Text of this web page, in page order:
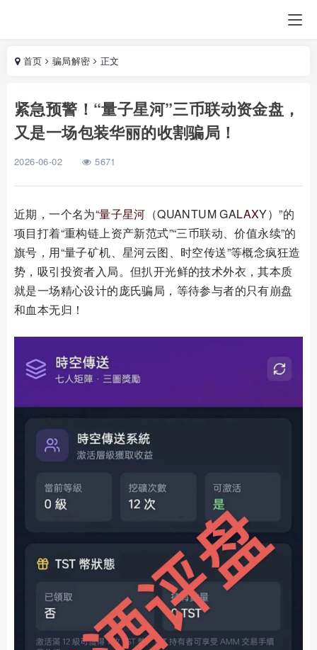
首页 骗局解密 正文
紧急预警！“量子星河”三币联动资金盘，
又是一场包装华丽的收割骗局！
2026-06-02 5671
近期，一个名为“量子星河 （QUANTUM GALAXY）”的
项目打着“重构链上资产新范式”“三币联动、价值永续”的
旗号，用“量子矿机、星河云图、时空传送”等概念疯狂造
势，吸引投资者入局。但扒开光鲜的技术外衣，其本质
就是一场精心设计的庞氏骗局，等待参与者的只有崩盘
和血本无归！